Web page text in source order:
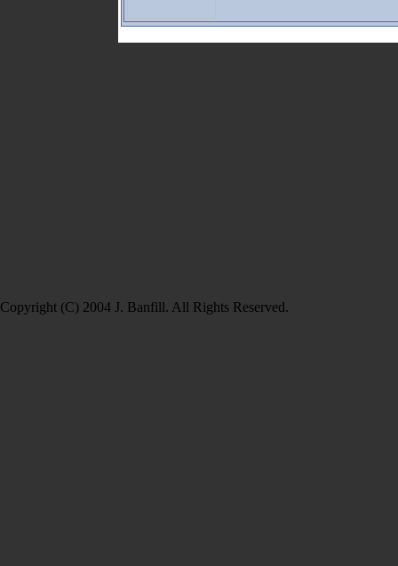
Copyright (C) 2004 J. Banfill. All Rights Reserved.